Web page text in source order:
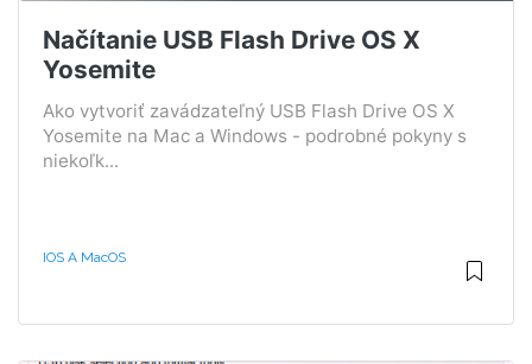
Načítanie USB Flash Drive OS X
Yosemite
Ako vytvoriť zavádzateľný USB Flash Drive OS X
Yosemite na Mac a Windows - podrobné pokyny s
niekoľk...
IOS A MacOS